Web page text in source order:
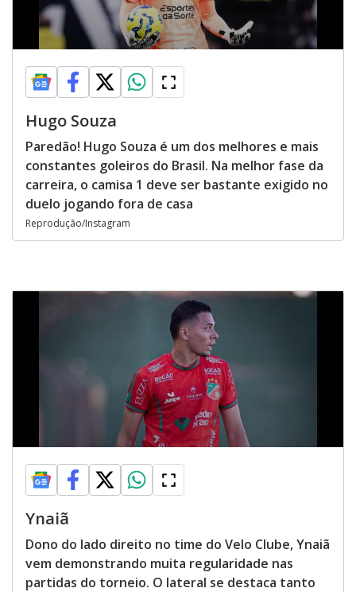
Hugo Souza
Paredão! Hugo Souza é um dos melhores e mais
constantes goleiros do Brasil. Na melhor fase da
carreira, o camisa 1 deve ser bastante exigido no
duelo jogando fora de casa
Reprodução/Instagram
Ynaiã
Dono do lado direito no time do Velo Clube, Ynaiã
vem demonstrando muita regularidade nas
partidas do torneio. O lateral se destaca tanto